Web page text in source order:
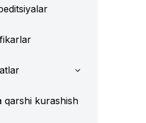
qarshi kurashish